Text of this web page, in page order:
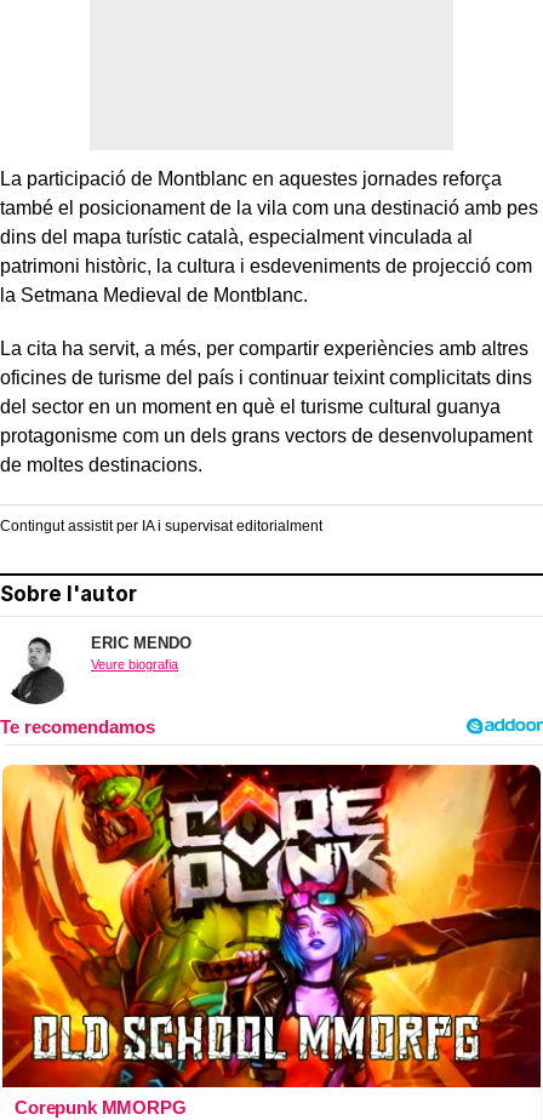
La participació de Montblanc en aquestes jornades reforça
també el posicionament de la vila com una destinació amb pes
dins del mapa turístic català, especialment vinculada al
patrimoni històric, la cultura i esdeveniments de projecció com
la Setmana Medieval de Montblanc.
La cita ha servit, a més, per compartir experiències amb altres
oficines de turisme del país i continuar teixint complicitats dins
del sector en un moment en què el turisme cultural guanya
protagonisme com un dels grans vectors de desenvolupament
de moltes destinacions.
Contingut assistit per IA i supervisat editorialment
Sobre l'autor
ERIC MENDO
Veure biografia
Corepunk MMORPG